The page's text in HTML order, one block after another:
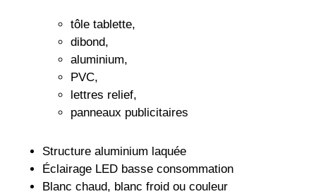
tôle tablette,
dibond,
aluminium,
PVC,
lettres relief,
panneaux publicitaires
Structure aluminium laquée
Éclairage LED basse consommation
Blanc chaud, blanc froid ou couleur